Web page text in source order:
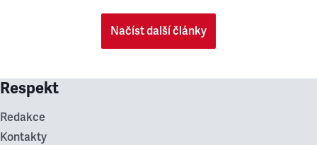
Načíst další články
Respekt
Redakce
Kontakty